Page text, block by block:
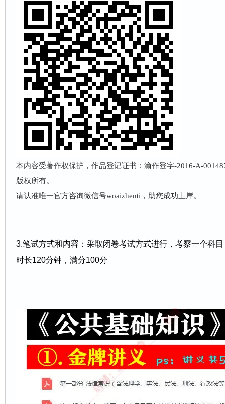
本内容受著作权保护，作品登记证书：渝作登字-2016-A-
版权所有。
请认准唯一官方咨询微信号woaizhenti，助您成功上岸。
3.笔试方式和内容：采取闭卷考试方式进行，考察一个科
时长120分钟，满分100分